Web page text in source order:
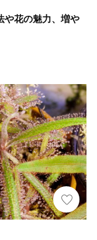
や花の魅力、増や